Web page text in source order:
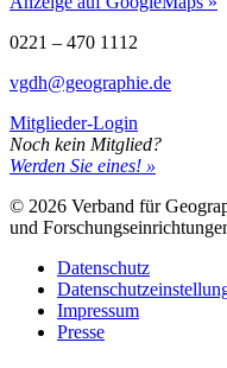
0221 – 470 1112
vgdh@geographie.de
Mitglieder-Login
Noch kein Mitglied?
Werden Sie eines! »
© 2026 Verband für
und
Datenschutz
Impressum
Presse